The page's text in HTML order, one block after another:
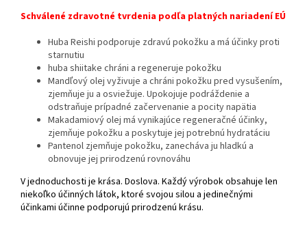
Schválené zdravotné tvrdenia podľa platných nariadení EÚ
Huba Reishi podporuje zdravú pokožku a má účinky proti
starnutiu
huba shiitake chráni a regeneruje pokožku
Mandľový olej vyživuje a chráni pokožku pred vysušením,
zjemňuje ju a osviežuje. Upokojuje podráždenie a
odstraňuje prípadné začervenanie a pocity napätia
Makadamiový olej má vynikajúce regeneračné účinky,
zjemňuje pokožku a poskytuje jej potrebnú hydratáciu
Pantenol zjemňuje pokožku, zanecháva ju hladkú a
obnovuje jej prirodzenú rovnováhu
V jednoduchosti je krása. Doslova. Každý výrobok obsahuje len
niekoľko účinných látok, ktoré svojou silou a jedinečnými
účinkami účinne podporujú prirodzenú krásu.